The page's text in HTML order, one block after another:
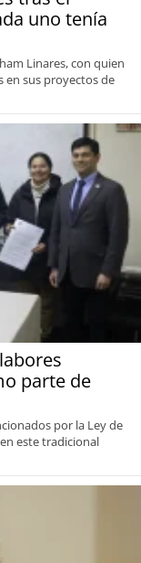
uno tenía
Linares, con quien
en sus proyectos de
parte de
por la Ley de
este tradicional